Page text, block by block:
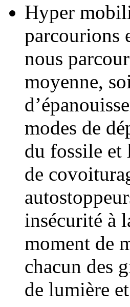
Hyper
parcourions
nous
moyenne,
modes de
du fossile et
de
insécurité à
moment de
chacun des
de lumière